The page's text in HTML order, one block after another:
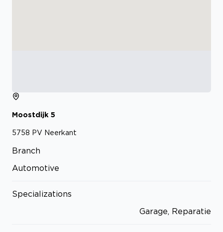
Moostdijk 5
5758 PV Neerkant
Branch
Automotive
Specializations
Garage, Reparatie